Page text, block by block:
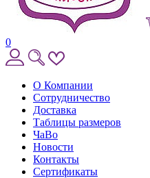
0
О Компании
Сотрудничество
Доставка
Таблицы размеров
ЧаВо
Новости
Контакты
Сертификаты